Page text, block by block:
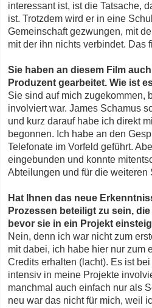
interessant ist, ist die Tatsache,
ist. Trotzdem wird er in eine
Gemeinschaft gezwungen, mit
mit der ihn nichts verbindet. Das
Sie haben an diesem Film
Produzent gearbeitet. Wie ist
Sie sind auf mich zugekommen,
involviert war. James Schamus
und kurz darauf habe ich direkt
begonnen. Ich habe an den
Telefonate im Vorfeld geführt.
eingebunden und konnte
Abteilungen und für die
Hat Ihnen das neue
Prozessen beteiligt zu sein,
bevor sie in ein Projekt
Nein, denn ich war nicht zum
mit dabei, ich habe hier nur zum
Credits erhalten (lacht). Es ist
intensiv in meine Projekte
manchmal auch einfach nur als
neu war das nicht für mich, weil